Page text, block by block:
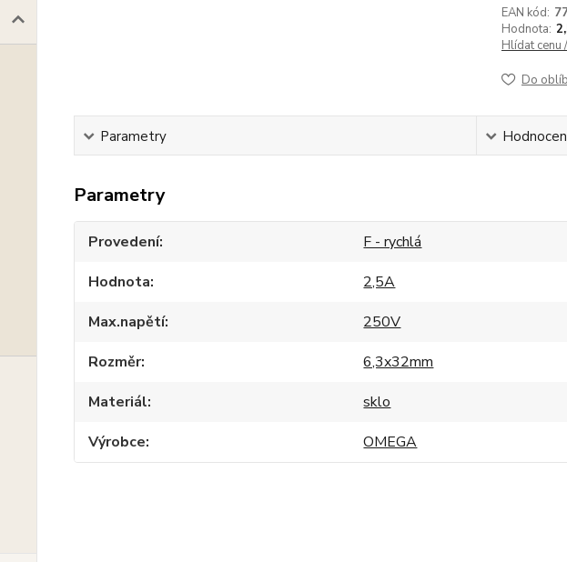
EAN kód:
Hodnota:
Hlídat cenu
Do
Parametry
Parametry
Provedení
F - rychlá
Hodnota
2,5A
Max.napětí
250V
Rozměr
6,3x32mm
Materiál
sklo
Výrobce
OMEGA